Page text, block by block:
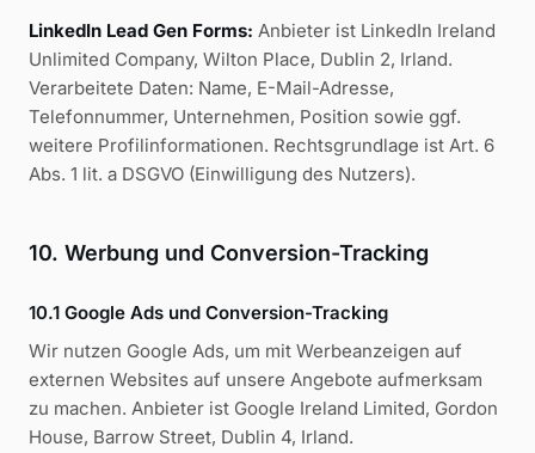
LinkedIn Lead Gen Forms: Anbieter ist LinkedIn Ireland
Unlimited Company, Wilton Place, Dublin 2, Irland.
Verarbeitete Daten: Name, E-Mail-Adresse,
Telefonnummer, Unternehmen, Position sowie ggf.
weitere Profilinformationen. Rechtsgrundlage ist Art. 6
Abs. 1 lit. a DSGVO (Einwilligung des Nutzers).
10. Werbung und Conversion-Tracking
10.1 Google Ads und Conversion-Tracking
Wir nutzen Google Ads, um mit Werbeanzeigen auf
externen Websites auf unsere Angebote aufmerksam
zu machen. Anbieter ist Google Ireland Limited, Gordon
House, Barrow Street, Dublin 4, Irland.